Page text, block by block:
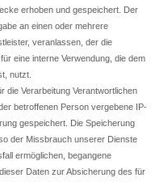
erhoben und gespeichert. Der
an einen oder mehrere
veranlassen, der die
eine interne Verwendung, die dem
nutzt.
die Verarbeitung Verantwortlichen
betroffenen Person vergebene IP-
gespeichert. Die Speicherung
der Missbrauch unserer Dienste
ermöglichen, begangene
Daten zur Absicherung des für